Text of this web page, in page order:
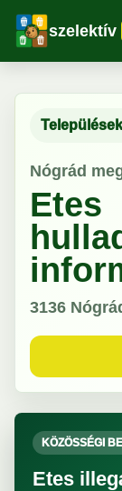
szelektív
Települések
Nógrád
Etes
3136
KÖZÖSSÉGI
Etes